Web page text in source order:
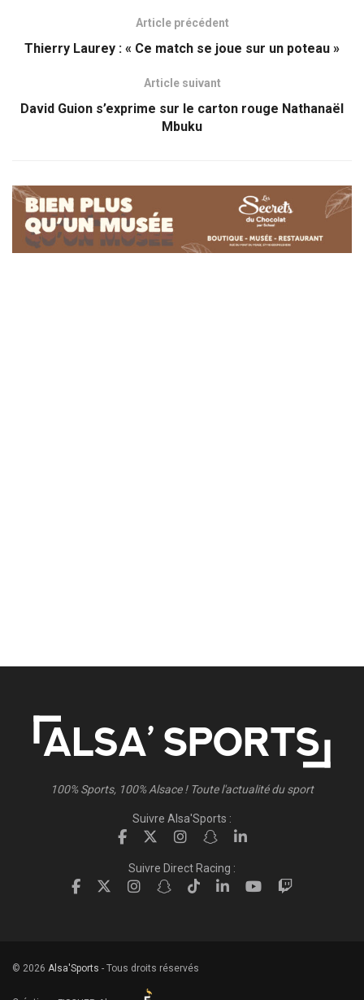
Article précédent
Thierry Laurey : « Ce match se joue sur un poteau »
Article suivant
David Guion s’exprime sur le carton rouge Nathanaël
Mbuku
100% Sports, 100% Alsace ! Toute l'actualité du sport
Suivre Alsa'Sports :
Suivre Direct Racing :
© 2026 Alsa'Sports - Tous droits réservés